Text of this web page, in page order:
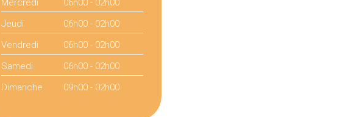
Mercredi
06h00 - 02h00
Jeudi
06h00 - 02h00
Vendredi
06h00 - 02h00
Samedi
06h00 - 02h00
Dimanche
09h00 - 02h00